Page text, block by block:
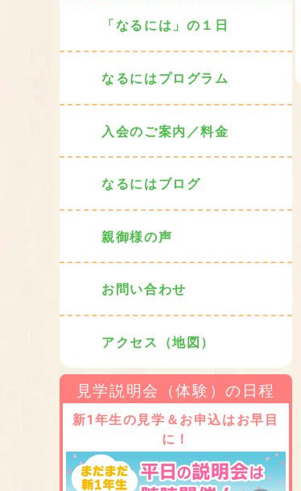
「なるには」の１日
なるにはプログラム
入会のご案内／料金
なるにはブログ
親御様の声
お問い合わせ
アクセス（地図）
見学説明会（体験）の日程
新1年生の見学＆お申込はお早目
に！